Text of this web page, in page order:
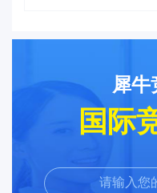
犀牛
国际